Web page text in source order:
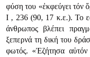
φύση του «ἐκφεύγει τόν
I , 236 (90, 17 κ.ε.). Το
άνθρωπος βλέπει
ξεπερνά τη δική του
φωτός. «Ἐζήτησα